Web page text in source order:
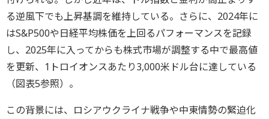
る逆風下でも上昇基調を維持している。さらに、2024年に
はS&P500や日経平均株価を上回るパフォーマンスを記録
し、2025年に入ってからも株式市場が調整する中で最高値
を更新、1トロイオンスあたり3,000米ドル台に達している
（図表5参照）。
この背景には、ロシアウクライナ戦争や中東情勢の緊迫化